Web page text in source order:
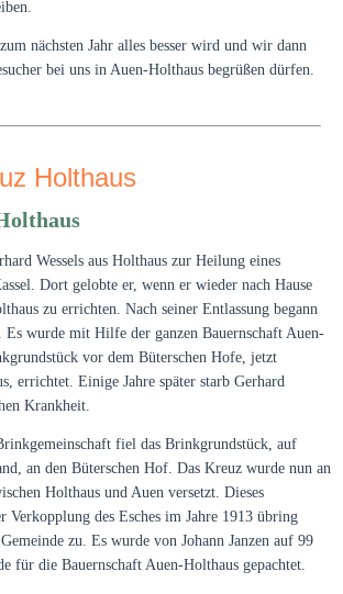
nächsten Jahr alles besser wird und wir dann
bei uns in Auen-Holthaus begrüßen dürfen.
Holthaus
Wessels aus Holthaus zur Heilung eines
Dort gelobte er, wenn er wieder nach Hause
zu errichten . Nach seiner Entlassung begann
wurde mit Hilfe der ganzen Bauernschaft Auen-
vor dem Büterschen Hofe, jetzt
errichtet. Einige Jahre später starb Gerhard
Krankheit.
fiel das Brinkgrundstück, auf
an den Büterschen Hof. Das Kreuz wurde nun an
Holthaus und Auen versetzt. Dieses
Verkopplung des Esches im Jahre 1913 übring
zu. Es wurde von Johann Janzen auf 99
für die Bauernschaft Auen-Holthaus gepachtet.